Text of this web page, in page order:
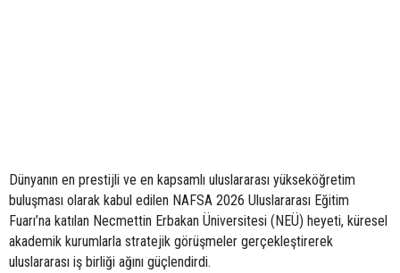
Dünyanın en prestijli ve en kapsamlı uluslararası yükseköğretim
buluşması olarak kabul edilen NAFSA 2026 Uluslararası Eğitim
Fuarı’na katılan Necmettin Erbakan Üniversitesi (NEÜ) heyeti, küresel
akademik kurumlarla stratejik görüşmeler gerçekleştirerek
uluslararası iş birliği ağını güçlendirdi.